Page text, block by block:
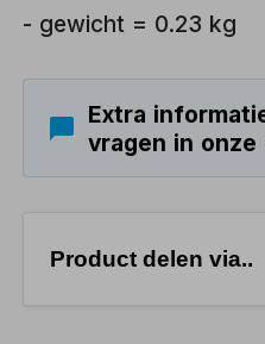
- gewicht = 0.23 kg
Extra
vragen in onze
Product delen via..